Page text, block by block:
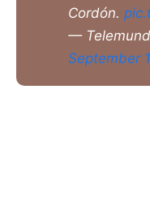
Cordón.
—
September